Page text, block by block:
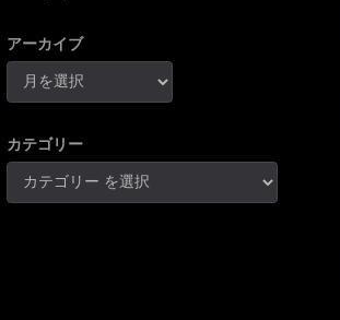
アーカイブ
カテゴリー